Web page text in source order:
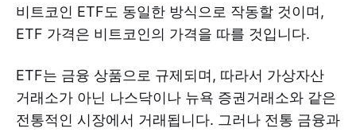
비트코인 ETF도 동일한 방식으로 작동할 것이며,
ETF 가격은 비트코인의 가격을 따를 것입니다.
ETF는 금융 상품으로 규제되며, 따라서 가상자산
거래소가 아닌 나스닥이나 뉴욕 증권거래소와 같은
전통적인 시장에서 거래됩니다. 그러나 전통 금융과